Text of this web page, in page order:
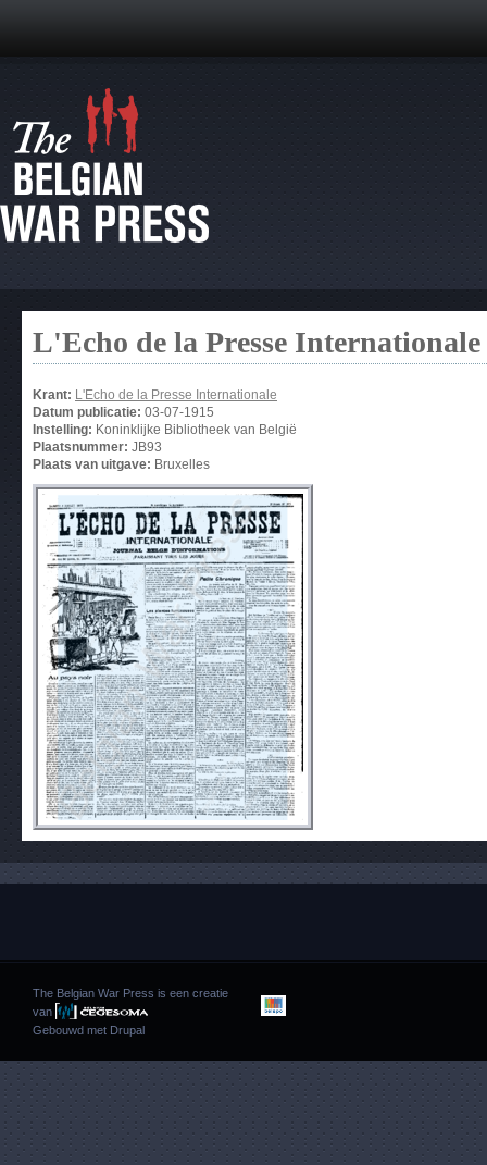
L'Echo de la Presse Internationale
Krant: L'Echo de la Presse Internationale
Datum publicatie: 03-07-1915
Instelling: Koninklijke Bibliotheek van België
Plaatsnummer: JB93
Plaats van uitgave: Bruxelles
The Belgian War Press is een creatie
van
Gebouwd met Drupal